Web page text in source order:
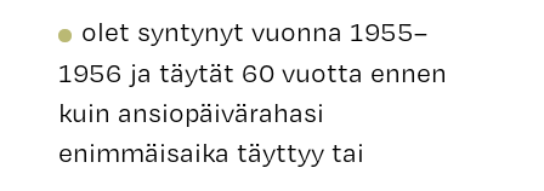
olet syntynyt vuonna 1955–
1956 ja täytät 60 vuotta ennen
kuin ansiopäivärahasi
enimmäisaika täyttyy tai